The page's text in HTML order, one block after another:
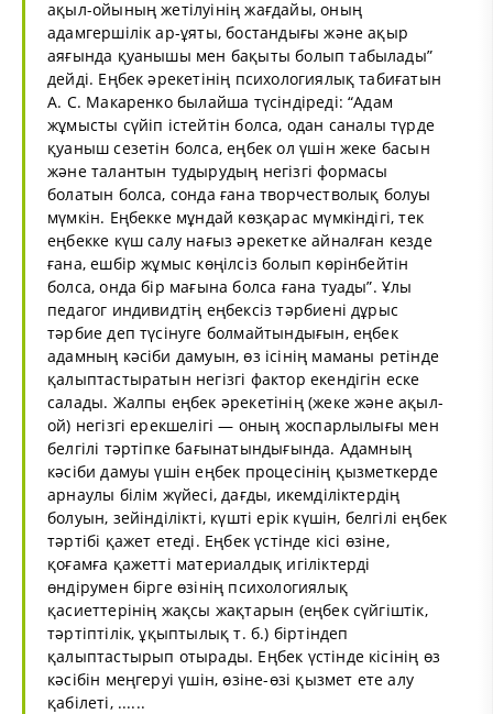
ақыл-ойының жетiлуiнiң жағдайы, оның
адамгершiлiк ар-ұяты, бостандығы және ақыр
аяғында қуанышы мен бақыты болып табылады”
дейдi. Еңбек әрекетiнiң психологиялық табиғатын
А. С. Макаренко былайша түсiндiредi: “Адам
жұмысты сүйiп iстейтiн болса, одан саналы түрде
қуаныш сезетiн болса, еңбек ол үшiн жеке басын
және талантын тудырудың негiзгi формасы
болатын болса, сонда ғана творчестволық болуы
мүмкiн. Еңбекке мұндай көзқарас мүмкiндiгi, тек
еңбекке күш салу нағыз әрекетке айналған кезде
ғана, ешбiр жұмыс көңiлсiз болып көрiнбейтiн
болса, онда бiр мағына болса ғана туады”. Ұлы
педагог индивидтің еңбексiз тәрбиенi дұрыс
тәрбие деп түсiнуге болмайтындығын, еңбек
адамның кәсіби дамуын, өз ісінің маманы ретінде
қалыптастыратын негiзгi фактор екендiгiн еске
салады. Жалпы еңбек әрекетiнiң (жеке және ақыл-
ой) негiзгi ерекшелiгi — оның жоспарлылығы мен
белгiлi тәртiпке бағынатындығында. Адамның
кәсіби дамуы үшін еңбек процесiнің қызметкерде
арнаулы бiлiм жүйесi, дағды, икемдiлiктердiң
болуын, зейiндiлiктi, күштi ерiк күшiн, белгiлi еңбек
тәртiбi қажет етедi. Еңбек үстiнде кiсi өзiне,
қоғамға қажеттi материалдық игiлiктердi
өндiрумен бiрге өзiнiң психологиялық
қасиеттерiнiң жақсы жақтарын (еңбек сүйгiштiк,
тәртiптiлiк, ұқыптылық т. б.) бiртiндеп
қалыптастырып отырады. Еңбек үстiнде кiсiнiң өз
кәсібін меңгеруі үшін, өзiне-өзi қызмет ете алу
қабiлетi, ......